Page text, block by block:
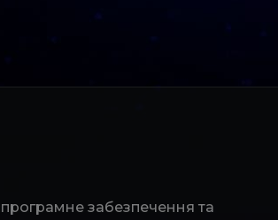
забезпечення та